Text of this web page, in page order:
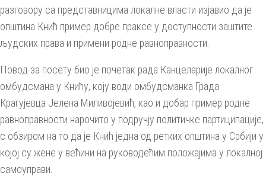
разговору са представницима локалне власти изјавио да је
општина Кнић пример добре праксе у доступности заштите
људских права и примени родне равноправности.
Повод за посету био је почетак рада Канцеларије локалног
омбудсмана у Книћу, коју води омбудсманка Града
Крагујевца Јелена Миливојевић, као и добар пример родне
равноправности нарочито у подручју политичке партиципације,
с обзиром на то да је Кнић једна од ретких општина у Србији у
којој су жене у већини на руководећим положајима у локалној
самоуправи.